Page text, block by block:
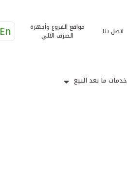
اتصل بنا
مواقع الفروع وأجهزة
الصرف الآلي
En
خدمات ما بعد البيع